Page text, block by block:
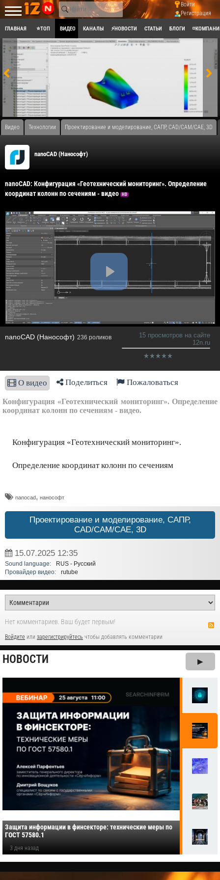
Войти
Регистрация
ГЛАВНАЯ ⭐ТОП ВИДЕО КАНАЛЫ ⚡НОВОСТИ СТАТЬИ БЛОГИ
Видео Технологии Проектирование и моделирование, САПР, CAD/CAM/CAE, 3D
nanoCAD (Нанософт)
nanoCAD: Конфигурация «Геотехнический мониторинг». Определение
координат колонн по сечениям - видео
HD
nanoCAD (Нанософт) 236 роликов
15 просмотров на сайте
12n.ru
О видео Поделиться Пожаловаться
Конфигурация «Геотехнический мониторинг». Определение
координат колонн по сечениям - видео.
Конфигурация «Геотехнический мониторинг».
Определение координат колонн по сечениям
nanocad, нанософт
Проектирование и моделирование, САПР,
CAD/CAM/CAE, 3D
15.07.2025 12:35
Sound language:
RUS - Русский
Провайдер видео:
rutube
Нет комментариев. Ваш будет первым!
Войдите или зарегистрируйтесь чтобы добавлять комментарии
НОВОСТИ ▶
Защита информации в финсекторе: технические меры по
ГОСТ 57580.1
3 дня назад